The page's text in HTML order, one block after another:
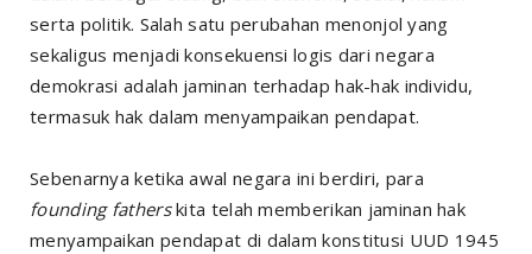
serta politik. Salah satu perubahan menonjol yang
sekaligus menjadi konsekuensi logis dari negara
demokrasi adalah jaminan terhadap hak-hak individu,
termasuk hak dalam menyampaikan pendapat.
Sebenarnya ketika awal negara ini berdiri, para
founding fatherskita telah memberikan jaminan hak
menyampaikan pendapat di dalam konstitusi UUD 1945